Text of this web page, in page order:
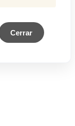
Cerrar